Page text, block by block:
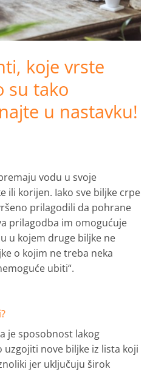
koje vrste
su tako
u nastavku!
vodu u svoje
ili korijen. Iako sve biljke crpe
prilagodili da pohrane
prilagodba im omogućuje
u kojem druge biljke ne
o kojim ne treba neka
ubiti“.
je sposobnost lakog
uzgojiti nove biljke iz lista koji
jer uključuju širok